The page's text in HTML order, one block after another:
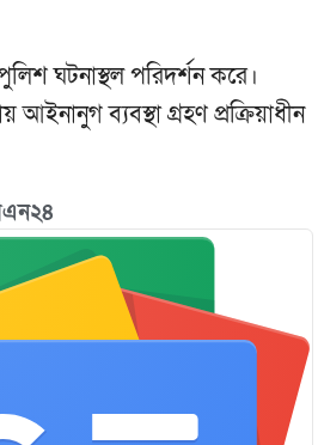
ঘটনাস্থল পরিদর্শন করে।
ব্যবস্থা গ্রহণ প্রক্রিয়াধীন